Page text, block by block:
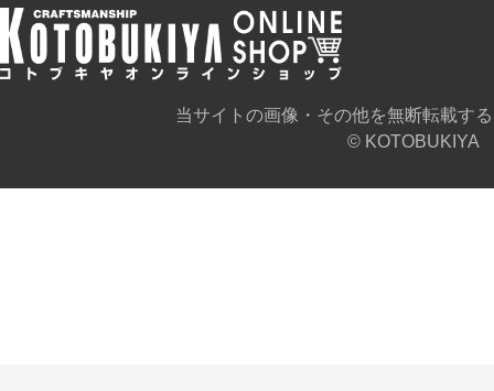
当サイトの画像・その他を無断転載す
© KOTOBUKIYA